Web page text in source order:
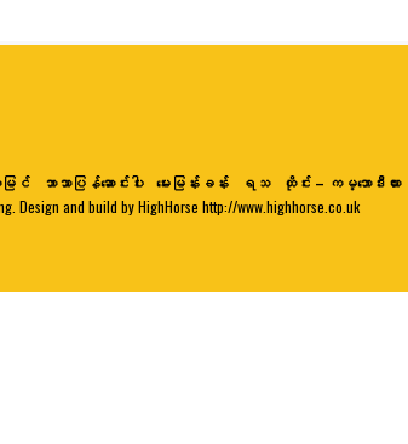
မြင် ဘာသာပြန်ဆောင်းပါး မေးမြန်းခန်း ရသ
ထိုင်း – ကမ္ဘောဒီးယား
Design and build by HighHorse http://www.highhorse.co.uk